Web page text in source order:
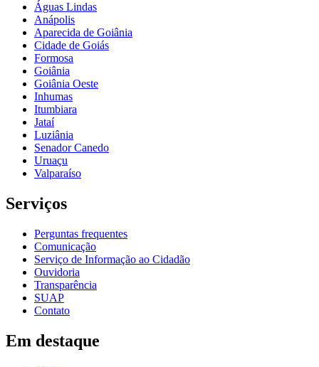
Águas Lindas
Anápolis
Aparecida de Goiânia
Cidade de Goiás
Formosa
Goiânia
Goiânia Oeste
Inhumas
Itumbiara
Jataí
Luziânia
Senador Canedo
Uruaçu
Valparaíso
Serviços
Perguntas frequentes
Comunicação
Serviço de Informação ao Cidadão
Ouvidoria
Transparência
SUAP
Contato
Em destaque